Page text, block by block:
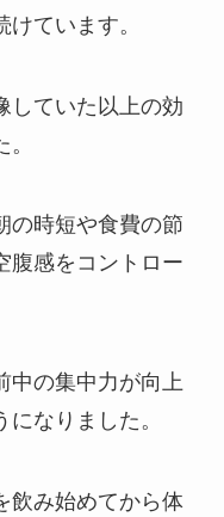
ています。
していた以上の効
の時短や食費の節
腹感をコントロー
中の集中力が向上
なりました。
飲み始めてから体